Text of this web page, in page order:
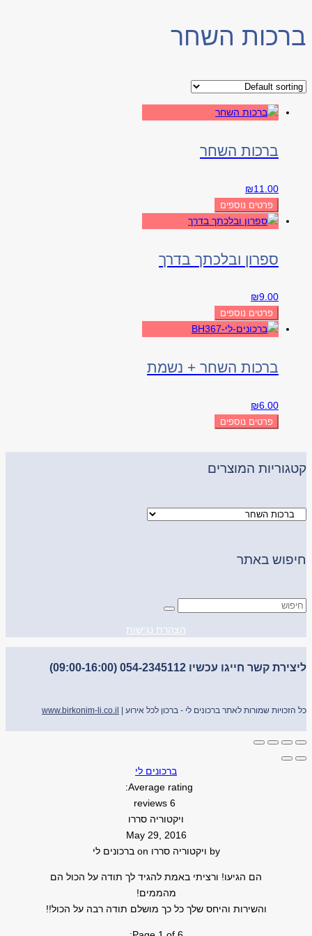
ברכות השחר
ברכות השחר
₪11.00
פרטים נוספים
ספרון ובלכתך בדרך
₪9.00
פרטים נוספים
ברכות השחר + נשמת
₪6.00
פרטים נוספים
קטגוריות המוצרים
חיפוש באתר
הצהרת נגישות
ליצירת קשר חייגו עכשיו 054-2345112 (09:00-16:00)
כל הזכויות שמורות לאתר ברכונים לי - ברכון לכל אירוע | www.birkonim-li.co.il
ברכונים לי
Average rating:
6 reviews
ויקטוריה סררו
May 29, 2016
by ויקטוריה סררו ברכונים לי
הם הגיעו! ורציתי באמת להגיד לך תודה על הכול הם
מהממים!
והשירות והיחס שלך כל כך מושלם תודה רבה על הכול!!